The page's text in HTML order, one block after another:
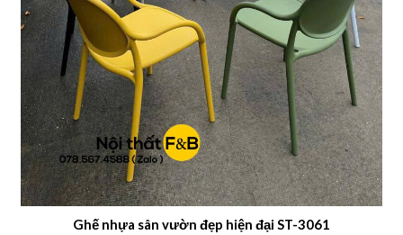
Ghế nhựa sân vườn đẹp hiện đại ST-3061